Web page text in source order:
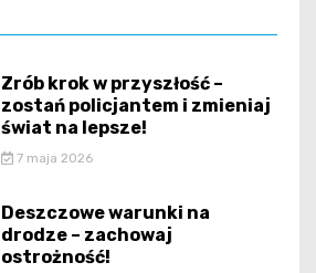
Zrób krok w przyszłość –
zostań policjantem i zmieniaj
świat na lepsze!
7 maja 2026
Deszczowe warunki na
drodze – zachowaj
ostrożność!